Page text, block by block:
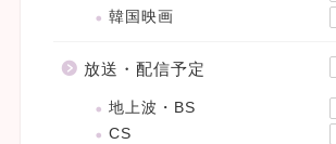
韓国映画
放送・配信予定
地上波・BS
CS